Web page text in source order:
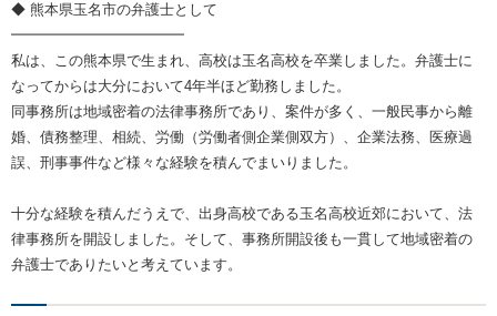
◆ 熊本県玉名市の弁護士として
━━━━━━━━━━━━
私は、この熊本県で生まれ、高校は玉名高校を卒業しました。弁護士に
なってからは大分において4年半ほど勤務しました。
同事務所は地域密着の法律事務所であり、案件が多く、一般民事から離
婚、債務整理、相続、労働（労働者側企業側双方）、企業法務、医療過
誤、刑事事件など様々な経験を積んでまいりました。
十分な経験を積んだうえで、出身高校である玉名高校近郊において、法
律事務所を開設しました。そして、事務所開設後も一貫して地域密着の
弁護士でありたいと考えています。